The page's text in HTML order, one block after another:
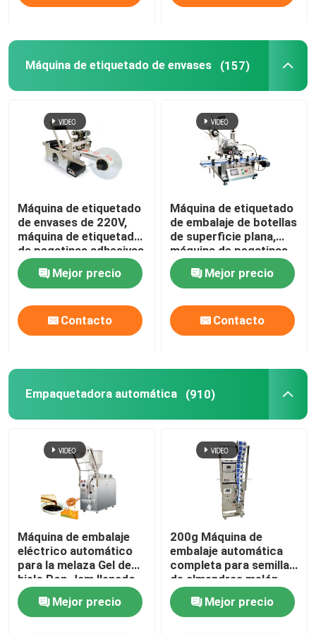
Productos
Sobre nosotros
Recorrido por la fábrica
Control de calidad
Solicitar una cita
Máquina de etiquetado de envases (157)
Máquina de etiquetado
de envases de 220V,
máquina de etiquetado
de pegatinas adhesivas
con impresora de
fechasMejor precio
Contacto
Máquina de etiquetado
de embalaje de botellas
de superficie plana,
máquina de pegatinas
automáticas de mesa
Mejor precio
Contacto
Empaquetadora automática (910)
Máquina de embalaje
eléctrico automático
para la melaza Gel de
hielo Pop Jam llenado
Sellado
Mejor precio
200g Máquina de
embalaje automática
completa para semillas
de almendras melón
Mejor precio